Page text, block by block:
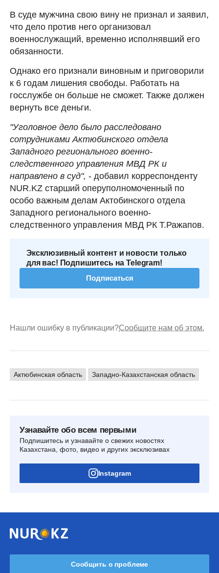
В суде мужчина свою вину не признал и заявил,
что дело против него организовал
военнослужащий, временно исполнявший его
обязанности.
Однако его признали виновным и приговорили
к 6 годам лишения свободы. Работать на
госслужбе он больше не сможет. Также должен
вернуть все деньги.
"Уголовное дело было расследовано
сотрудниками Актюбинского отдела
Западного регионального военно-
следственного управления МВД РК и
направлено в суд", - добавил корреспонденту
NUR.KZ cтарший оперуполномоченный по
особо важным делам Актобинского отдела
Западного регионального военно-
следственного управления МВД РК Т.Ражапов.
Эксклюзивный контент и новости только
для вас! Подпишитесь на Telegram!
Подписаться
Нашли ошибку в публикации?Сообщите нам об этом.
Актюбинская область Западно-Казахстанская область
Узнавайте обо всем первыми
Подпишитесь и узнавайте о свежих новостях
Казахстана, фото, видео и других эксклюзивах
Instagram
Сообщить о проблеме